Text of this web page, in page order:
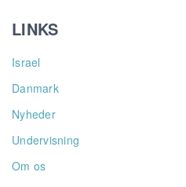
LINKS
Israel
Danmark
Nyheder
Undervisning
Om os